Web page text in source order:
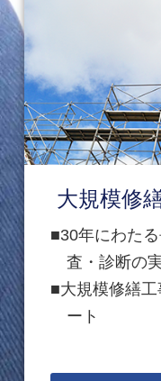
大規模修
30年にわた
査・診断の
大規模修繕
ート